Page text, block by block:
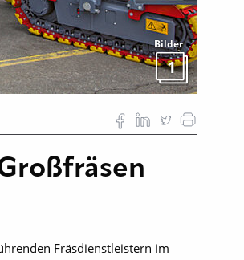
Bilder
1
Fräsdienstleistern im